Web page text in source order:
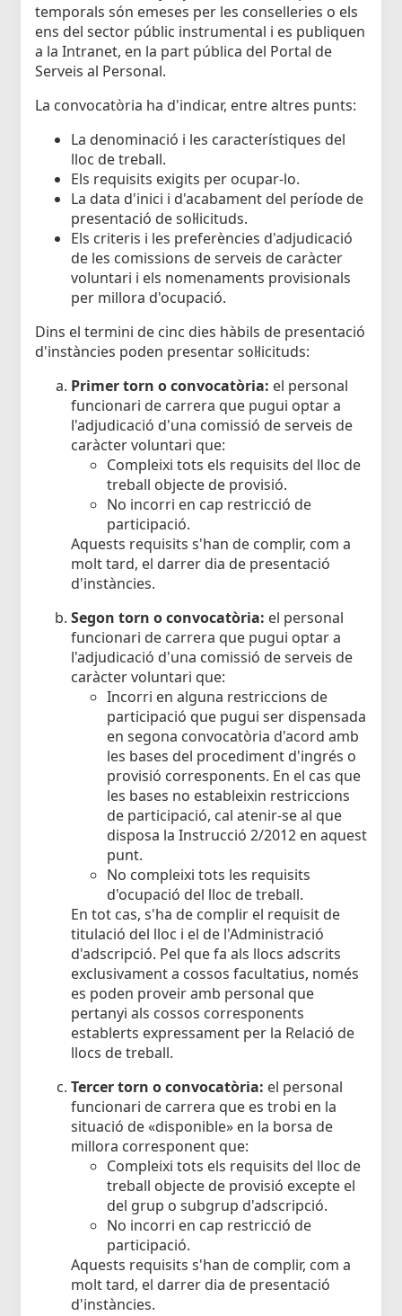
temporals són emeses per les conselleries o els
ens del sector públic instrumental i es publiquen
a la Intranet, en la part pública del Portal de
Serveis al Personal.
La convocatòria ha d'indicar, entre altres punts:
La denominació i les característiques del
lloc de treball.
Els requisits exigits per ocupar-lo.
La data d'inici i d'acabament del període de
presentació de sol·licituds.
Els criteris i les preferències d'adjudicació
de les comissions de serveis de caràcter
voluntari i els nomenaments provisionals
per millora d'ocupació.
Dins el termini de cinc dies hàbils de presentació
d'instàncies poden presentar sol·licituds:
Primer torn o convocatòria: el personal
funcionari de carrera que pugui optar a
l'adjudicació d'una comissió de serveis de
caràcter voluntari que:
Compleixi tots els requisits del lloc de
treball objecte de provisió.
No incorri en cap restricció de
participació.
Aquests requisits s'han de complir, com a
molt tard, el darrer dia de presentació
d'instàncies.
Segon torn o convocatòria: el personal
funcionari de carrera que pugui optar a
l'adjudicació d'una comissió de serveis de
caràcter voluntari que:
Incorri en alguna restriccions de
participació que pugui ser dispensada
en segona convocatòria d'acord amb
les bases del procediment d'ingrés o
provisió corresponents. En el cas que
les bases no estableixin restriccions
de participació, cal atenir-se al que
disposa la Instrucció 2/2012 en aquest
punt.
No compleixi tots les requisits
d'ocupació del lloc de treball.
En tot cas, s'ha de complir el requisit de
titulació del lloc i el de l'Administració
d'adscripció. Pel que fa als llocs adscrits
exclusivament a cossos facultatius, només
es poden proveir amb personal que
pertanyi als cossos corresponents
establerts expressament per la Relació de
llocs de treball.
Tercer torn o convocatòria: el personal
funcionari de carrera que es trobi en la
situació de «disponible» en la borsa de
millora corresponent que:
Compleixi tots els requisits del lloc de
treball objecte de provisió excepte el
del grup o subgrup d'adscripció.
No incorri en cap restricció de
participació.
Aquests requisits s'han de complir, com a
molt tard, el darrer dia de presentació
d'instàncies.